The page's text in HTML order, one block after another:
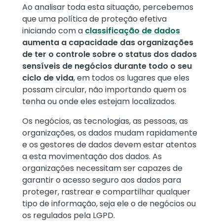
Ao analisar toda esta situação, percebemos
que uma política de proteção efetiva
iniciando com a classificação de dados
aumenta a capacidade das organizações
de ter o controle sobre o status dos dados
sensíveis de negócios durante todo o seu
ciclo de vida, em todos os lugares que eles
possam circular, não importando quem os
tenha ou onde eles estejam localizados.
Os negócios, as tecnologias, as pessoas, as
organizações, os dados mudam rapidamente
e os gestores de dados devem estar atentos
a esta movimentação dos dados. As
organizações necessitam ser capazes de
garantir o acesso seguro aos dados para
proteger, rastrear e compartilhar qualquer
tipo de informação, seja ele o de negócios ou
os regulados pela LGPD.